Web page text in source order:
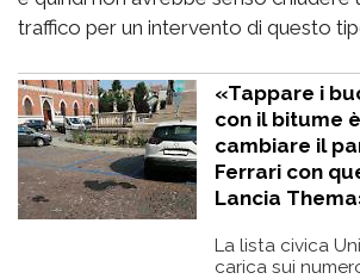
traffico per un intervento di questo
«Tappare i
con il bitume
cambiare il
Ferrari con
Lancia
La lista civica
carica sui